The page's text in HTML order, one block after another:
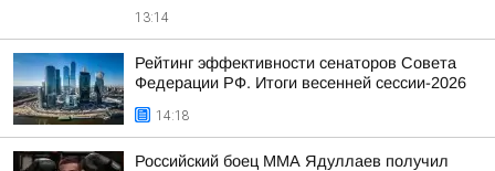
13:14
Рейтинг эффективности сенаторов Совета
Федерации РФ. Итоги весенней сессии-2026
14:18
Российский боец ММА Ядуллаев получил